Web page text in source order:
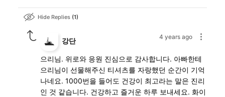
Hide Replies 1
4 years ago
강단
으리님. 위로와 응원 진심으로 감사합니다. 아빠한테
으리님이 선물해주신 티셔츠를 자랑했던 순간이 기억
나네요. 1000번을 들어도 건강이 최고라는 말은 진리
인 것 같습니다. 건강하고 즐거운 하루 보내세요. 화이